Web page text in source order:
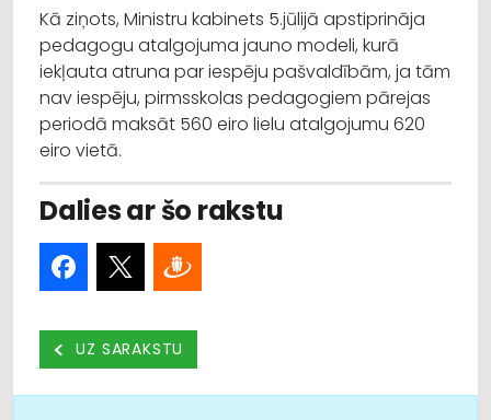
Kā ziņots, Ministru kabinets 5.jūlijā apstiprināja
pedagogu atalgojuma jauno modeli, kurā
iekļauta atruna par iespēju pašvaldībām, ja tām
nav iespēju, pirmsskolas pedagogiem pārejas
periodā maksāt 560 eiro lielu atalgojumu 620
eiro vietā.
Dalies ar šo rakstu
UZ SARAKSTU